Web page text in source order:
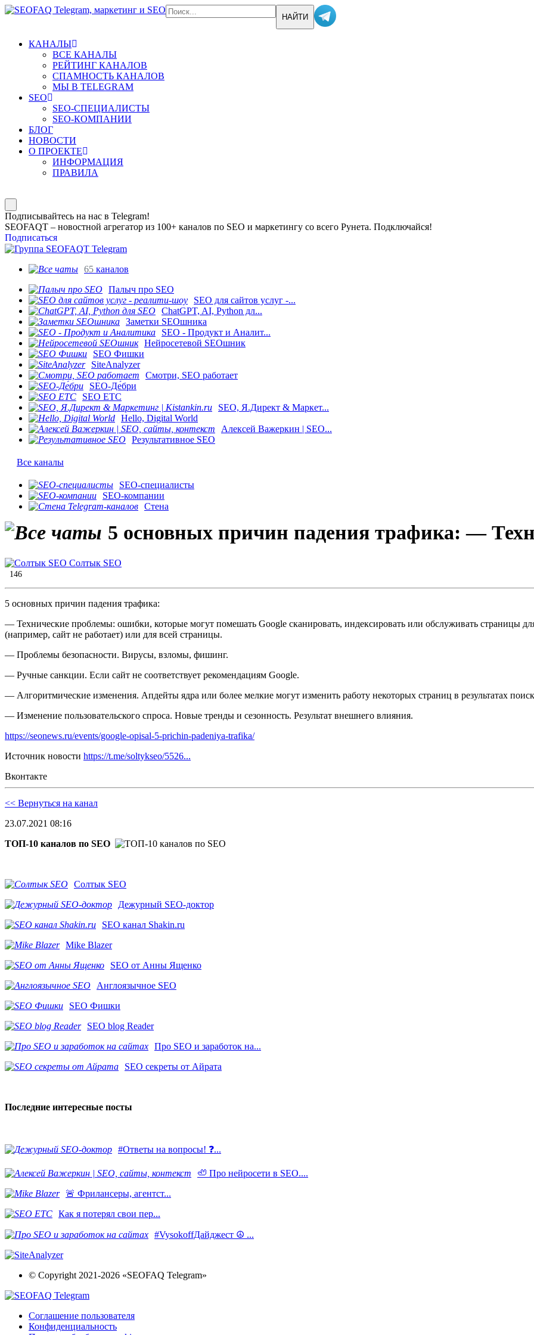
КАНАЛЫ
ВСЕ КАНАЛЫ
РЕЙТИНГ КАНАЛОВ
СПАМНОСТЬ КАНАЛОВ
МЫ В TELEGRAM
SEO
SEO-СПЕЦИАЛИСТЫ
SEO-КОМПАНИИ
БЛОГ
НОВОСТИ
О ПРОЕКТЕ
ИНФОРМАЦИЯ
ПРАВИЛА
Подписывайтесь на нас в Telegram!
SEOFAQT – новостной агрегатор из 100+ каналов по SEO и маркетингу со всего Рунета. Подключайся!
Подписаться
65 каналов
Палыч про SEO
SEO для сайтов услуг -...
ChatGPT, AI, Python дл...
Заметки SEOшника
SEO - Продукт и Аналит...
Нейросетевой SEOшник
SEO Фишки
SiteAnalyzer
Смотри, SEO работает
SEO-Де́бри
SEO ETC
SEO, Я.Директ & Маркет...
Hello, Digital World
Алексей Важеркин | SEO...
Результативное SEO
Все каналы
SEO-специалисты
SEO-компании
Стена
5 основных причин падения трафика: —
Солтык SEO
146
5 основных причин падения трафика:
— Технические проблемы: ошибки, которые могут помешать Google сканировать, индексировать или обслуживать страницы
(например, сайт не работает) или для всей страницы.
— Проблемы безопасности. Вирусы, взломы, фишинг.
— Ручные санкции. Если сайт не соответствует рекомендациям Google.
— Алгоритмические изменения. Апдейты ядра или более мелкие могут изменить работу некоторых страниц в результатах
— Изменение пользовательского спроса. Новые тренды и сезонность. Результат внешнего влияния.
https://seonews.ru/events/google-opisal-5-prichin-padeniya-trafika/
Источник новости https://t.me/soltykseo/5526...
Вконтакте
<< Вернуться на канал
23.07.2021 08:16
ТОП-10 каналов по SEO
Солтык SEO
Дежурный SEO-доктор
SEO канал Shakin.ru
Mike Blazer
SEO от Анны Ященко
Англоязычное SEO
SEO Фишки
SEO blog Reader
Про SEO и заработок на...
SEO секреты от Айрата
Последние интересные посты
#Ответы на вопросы! ❓...
🦥 Про нейросети в SEO....
​🚨 Фрилансеры, агентст...
Как я потерял свои пер...
#VysokoffДайджест ☮️ ...
© Copyright 2021-2026 «SEOFAQ Telegram»
Соглашение пользователя
Конфиденциальность